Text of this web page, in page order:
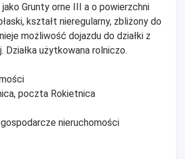
Grunty orne III a o powierzchni
kształt nieregularny, zbliżony do
możliwość dojazdu do działki z
Działka użytkowana rolniczo.
poczta Rokietnica
nieruchomości